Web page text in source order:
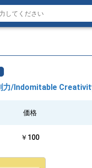
力/Indomitable
価格
￥100